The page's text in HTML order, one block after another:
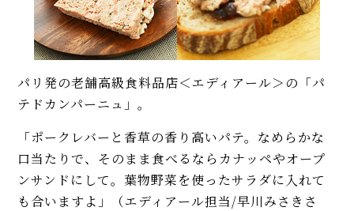
パリ発の老舗高級食料品店＜エディアール＞の「パ
テドカンパーニュ」。
「ポークレバーと香草の香り高いパテ。なめらかな
口当たりで、そのまま食べるならカナッペやオープ
ンサンドにして。葉物野菜を使ったサラダに入れて
も合いますよ」（エディアール担当/早川みさきさ